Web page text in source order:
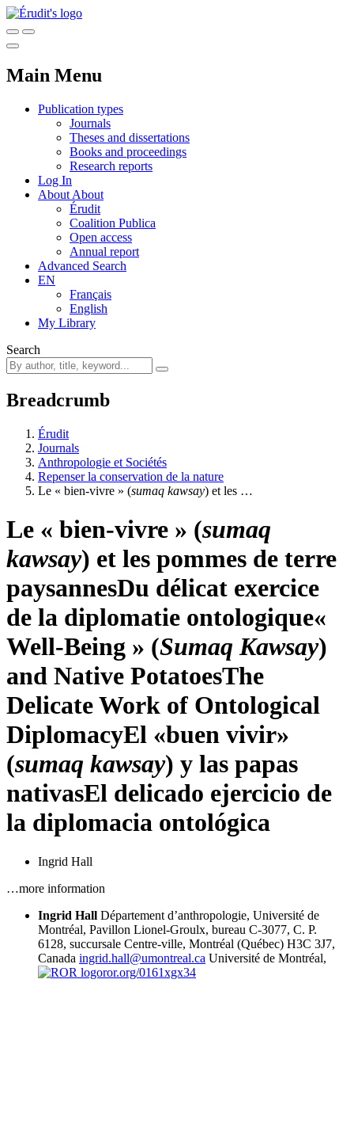
Main Menu
Publication types
Journals
Theses and dissertations
Books and proceedings
Research reports
Log In
About About
Érudit
Coalition Publica
Open access
Annual report
Advanced Search
EN
Français
English
My Library
Search
Breadcrumb
Érudit
Journals
Anthropologie et Sociétés
Repenser la conservation de la nature
Le « bien-vivre » (sumaq kawsay) et les …
Le « bien-vivre » (sumaq
kawsay) et les pommes de terre
paysannesDu délicat exercice
de la diplomatie ontologique«
Well-Being » (Sumaq Kawsay)
and Native PotatoesThe
Delicate Work of Ontological
DiplomacyEl «buen vivir»
(sumaq kawsay) y las papas
nativasEl delicado ejercicio de
la diplomacia ontológica
Ingrid Hall
…more information
Ingrid Hall Département d’anthropologie, Université de
Montréal, Pavillon Lionel-Groulx, bureau C-3077, C. P.
6128, succursale Centre-ville, Montréal (Québec) H3C 3J7,
Canada ingrid.hall@umontreal.ca Université de Montréal,
ror.org/0161xgx34